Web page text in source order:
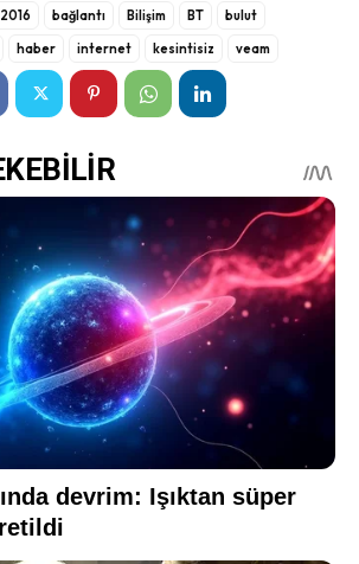
2016 bağlantı Bilişim BT
bulut
haber internet kesintisiz veam